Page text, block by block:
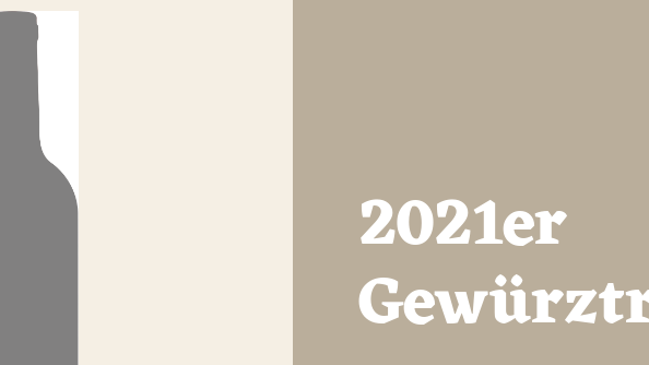
2021er